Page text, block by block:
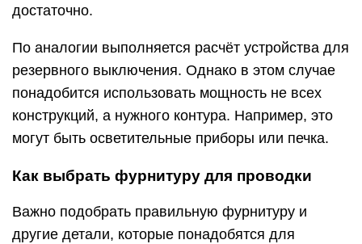
достаточно.
По аналогии выполняется расчёт устройства для
резервного выключения. Однако в этом случае
понадобится использовать мощность не всех
конструкций, а нужного контура. Например, это
могут быть осветительные приборы или печка.
Как выбрать фурнитуру для проводки
Важно подобрать правильную фурнитуру и
другие детали, которые понадобятся для